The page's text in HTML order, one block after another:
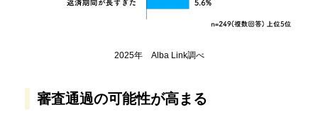
2025年 Alba Link調べ
審査通過の可能性が高まる